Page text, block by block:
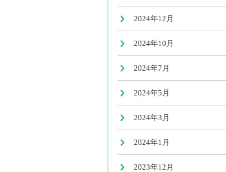
2024年12月
2024年10月
2024年7月
2024年5月
2024年3月
2024年1月
2023年12月